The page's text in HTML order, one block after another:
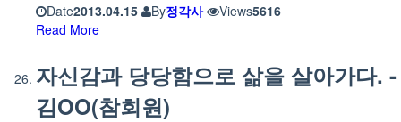
Date2013.04.15 By정각사 Views5616
Read More
자신감과 당당함으로 삶을 살아가다. -
김OO(참회원)